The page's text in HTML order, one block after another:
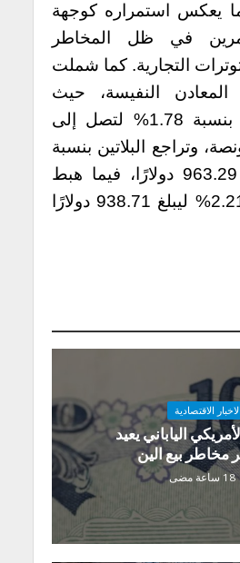
ما يعكس استمراره كوجهة
في ظل المخاطر
التجارية.كما شملت
المعادن النفيسة، حيث
انخفضت الفضة بنسبة 1.78% لتصل إلى
للأونصة، وتراجع البلاتين بنسبة
0.77% ليُسجّل 963.29 دولارًا، فيما هبط
البلاديوم بنسبة 2.21% ليبلغ 938.71 دولارًا
الاخبار الاقتصادية
الياباني يعيد
مخاطر بيع الين
18 ساعة مضى